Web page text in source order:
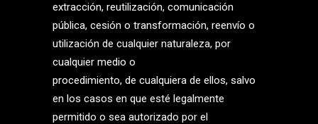
extracción, reutilización, comunicación
pública, cesión o transformación, reenvío o
utilización de cualquier naturaleza, por
cualquier medio o
procedimiento, de cualquiera de ellos, salvo
en los casos en que esté legalmente
permitido o sea autorizado por el